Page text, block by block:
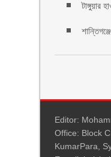
টাঙ্গুয়ার
Editor:
Office: Block
KumarPara,